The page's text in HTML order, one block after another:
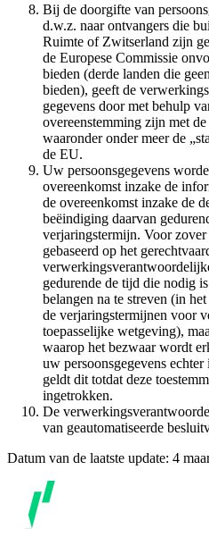
Bij de doorgifte van
d.w.z. naar ontvangers die
Ruimte of Zwitserland zijn
de Europese Commissie
bieden (derde landen die
bieden), geeft de
gegevens door met behulp
overeenstemming zijn met
waaronder onder meer de
de EU.
Uw persoonsgegevens
overeenkomst inzake de
de overeenkomst inzake de
beëindiging daarvan
verjaringstermijn. Voor
gebaseerd op het
gedurende de tijd die nodig
belangen na te streven (in
de verjaringstermijnen voor
toepasselijke wetgeving),
waarop het bezwaar wordt
uw persoonsgegevens
geldt dit totdat deze
ingetrokken.
De
van geautomatiseerde
Datum van de laatste update: 4